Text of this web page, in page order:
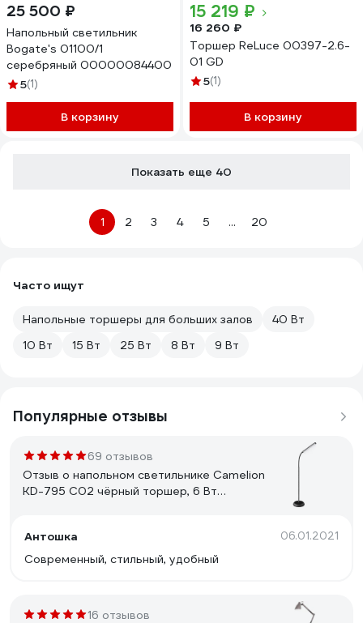
25 500 ₽
Напольный светильник
Bogate's 01100/1
серебряный 00000084400
5(1)
В корзину
15 219 ₽
16 260 ₽
Торшер ReLuce 00397-2.6-
01 GD
5(1)
В корзину
Показать еще 40
1 2 3 4 5 ... 20
Часто ищут
Напольные торшеры для больших залов
40 Вт
10 Вт
15 Вт 25 Вт 8 Вт 9 Вт
Популярные отзывы
69 отзывов
Отзыв о напольном светильнике Camelion
KD-795 C02 чёрный торшер, 6 Вт
Антошка
06.01.2021
Современный, стильный, удобный
16 отзывов